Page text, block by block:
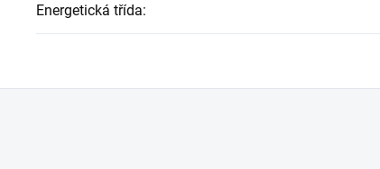
Energetická třída: